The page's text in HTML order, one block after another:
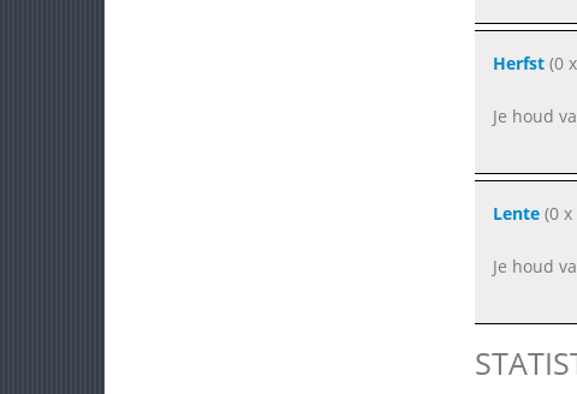
Herfst(0
Je houd
Lente(0 x
Je houd